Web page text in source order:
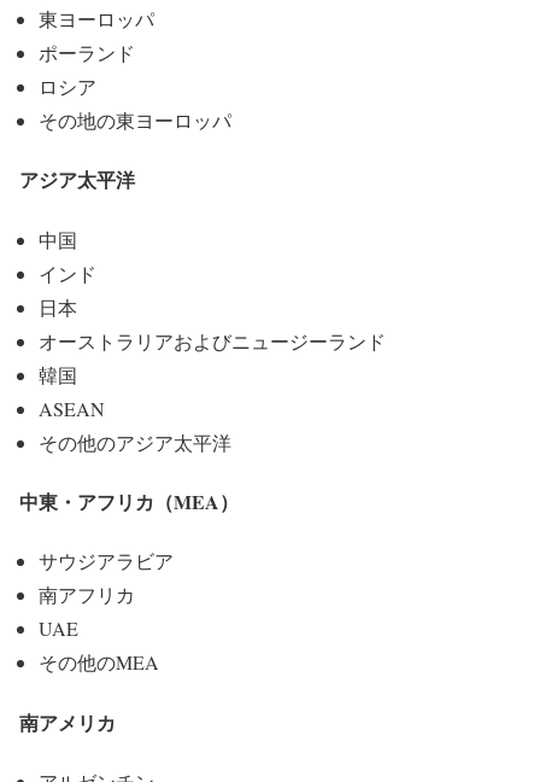
東ヨーロッパ
ポーランド
ロシア
その地の東ヨーロッパ
アジア太平洋
中国
インド
日本
オーストラリアおよびニュージーランド
韓国
ASEAN
その他のアジア太平洋
中東・アフリカ（MEA）
サウジアラビア
南アフリカ
UAE
その他のMEA
南アメリカ